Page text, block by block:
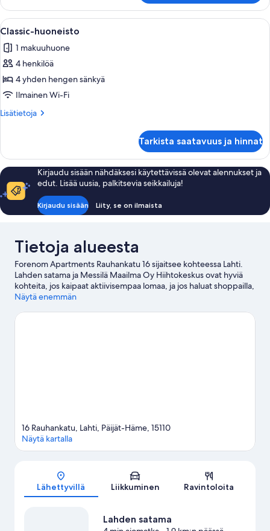
Avaa
kaikki
huonetyypin
Classic-
huoneisto
kuvat
Kompakti oleskelutila, jossa on pieni
11
Classic-huoneisto
1 makuuhuone
4 henkilöä
4 yhden hengen sänkyä
Ilmainen Wi-Fi
Lisätietoja
Lisätietoja
Tarkista saatavuus ja hinnat
Kirjaudu sisään nähdäksesi käytettävissä olevat alennukset ja
edut. Lisää uusia, palkitsevia seikkailuja!
Kirjaudu sisään Liity, se on ilmaista
Tietoja alueesta
Forenom Apartments Rauhankatu 16 sijaitsee kohteessa Lahti.
Lahden satama ja Messilä Maailma Oy Hiihtokeskus ovat hyviä
kohteita, jos kaipaat aktiivisempaa lomaa, ja jos haluat shoppailla,
Lahden tori ja Kauppakeskus Trio sopivat siihen täydellisesti.
vierailusi aikana? Tarkista kohteiden Kisapuisto ja Isku-areena
Näytä enemmän
Kartta
16 Rauhankatu, Lahti, Päijät-Häme, 15110
Näytä kartalla
Lähettyvillä Liikkuminen Ravintoloita
Lahden satama